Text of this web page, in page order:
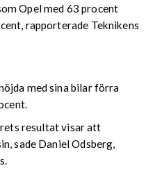
Opel med 63 procent
rapporterade Teknikens
med sina bilar förra
resultat visar att
sade Daniel Odsberg,